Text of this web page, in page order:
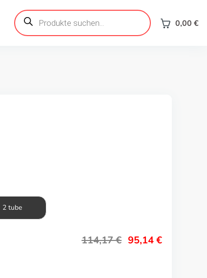
Products
search 0,00 €
2 tube
114,17€ 95,14€